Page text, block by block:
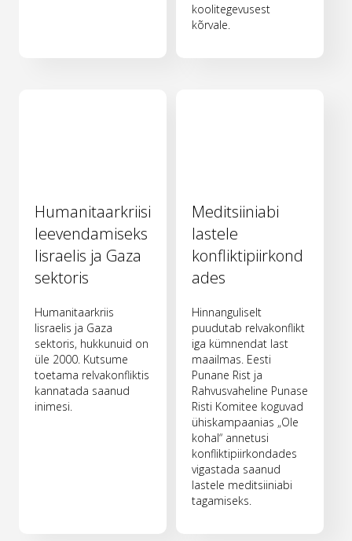
koolitegevusest
kõrvale.
Humanitaarkriisi
leevendamiseks
Iisraelis ja Gaza
sektoris
Humanitaarkriis
Iisraelis ja Gaza
sektoris, hukkunuid on
üle 2000. Kutsume
toetama relvakonfliktis
kannatada saanud
inimesi.
Meditsiiniabi
lastele
konfliktipiirkond
ades
Hinnanguliselt
puudutab relvakonflikt
iga kümnendat last
maailmas. Eesti
Punane Rist ja
Rahvusvaheline Punase
Risti Komitee koguvad
ühiskampaanias „Ole
kohal“ annetusi
konfliktipiirkondades
vigastada saanud
lastele meditsiiniabi
tagamiseks.